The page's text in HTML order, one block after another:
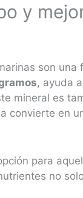
y
son una
, ayuda
mineral es
convierte en
para
no